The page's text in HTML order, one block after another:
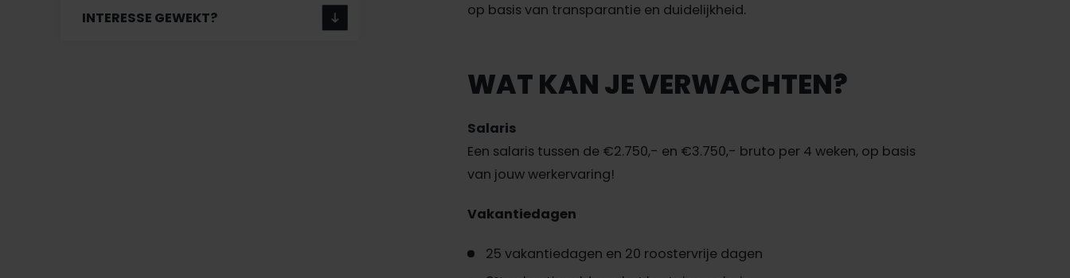
INTERESSE GEWEKT?
op basis van transparantie en duidelijkheid.
WAT KAN JE VERWACHTEN?
Salaris
Een salaris tussen de €2.750,- en €3.750,- bruto per 4 weken, op basis
van jouw werkervaring!
Vakantiedagen
25 vakantiedagen en 20 roostervrije dagen